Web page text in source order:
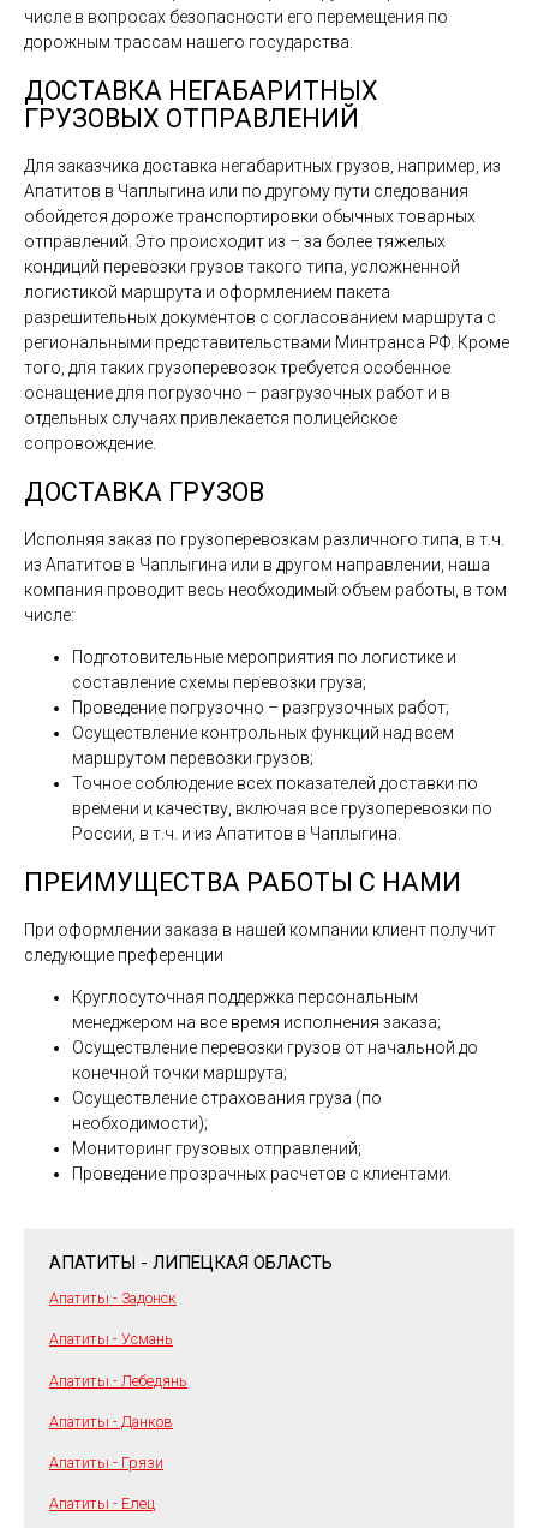
числе в вопросах безопасности его перемещения по
дорожным трассам нашего государства.
ДОСТАВКА НЕГАБАРИТНЫХ
ГРУЗОВЫХ ОТПРАВЛЕНИЙ
Для заказчика доставка негабаритных грузов, например, из
Апатитов в Чаплыгина или по другому пути следования
обойдется дороже транспортировки обычных товарных
отправлений. Это происходит из – за более тяжелых
кондиций перевозки грузов такого типа, усложненной
логистикой маршрута и оформлением пакета
разрешительных документов с согласованием маршрута с
региональными представительствами Минтранса РФ. Кроме
того, для таких грузоперевозок требуется особенное
оснащение для погрузочно – разгрузочных работ и в
отдельных случаях привлекается полицейское
сопровождение.
ДОСТАВКА ГРУЗОВ
Исполняя заказ по грузоперевозкам различного типа, в т.ч.
из Апатитов в Чаплыгина или в другом направлении, наша
компания проводит весь необходимый объем работы, в том
числе:
Подготовительные мероприятия по логистике и
составление схемы перевозки груза;
Проведение погрузочно – разгрузочных работ;
Осуществление контрольных функций над всем
маршрутом перевозки грузов;
Точное соблюдение всех показателей доставки по
времени и качеству, включая все грузоперевозки по
России, в т.ч. и из Апатитов в Чаплыгина.
ПРЕИМУЩЕСТВА РАБОТЫ С НАМИ
При оформлении заказа в нашей компании клиент получит
следующие преференции
Круглосуточная поддержка персональным
менеджером на все время исполнения заказа;
Осуществление перевозки грузов от начальной до
конечной точки маршрута;
Осуществление страхования груза (по
необходимости);
Мониторинг грузовых отправлений;
Проведение прозрачных расчетов с клиентами.
АПАТИТЫ - ЛИПЕЦКАЯ ОБЛАСТЬ
Апатиты - Задонск
Апатиты - Усмань
Апатиты - Лебедянь
Апатиты - Данков
Апатиты - Грязи
Апатиты - Елец